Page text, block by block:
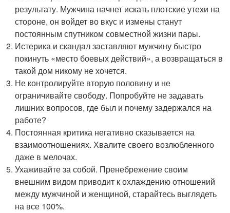
результату. Мужчина начнет искать плотские утехи на
стороне, он войдет во вкус и измены станут
постоянным спутником совместной жизни пары.
Истерика и скандал заставляют мужчину быстро
покинуть «место боевых действий», а возвращаться в
такой дом никому не хочется.
Не контролируйте вторую половину и не
ограничивайте свободу. Попробуйте не задавать
лишних вопросов, где был и почему задержался на
работе?
Постоянная критика негативно сказывается на
взаимоотношениях. Хвалите своего возлюбленного
даже в мелочах.
Ухаживайте за собой. Пренебрежение своим
внешним видом приводит к охлаждению отношений
между мужчиной и женщиной, старайтесь выглядеть
на все 100%.